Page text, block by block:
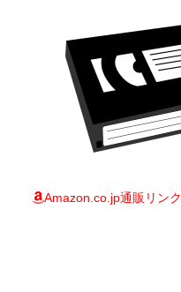
Amazon.co.jp通販リンク